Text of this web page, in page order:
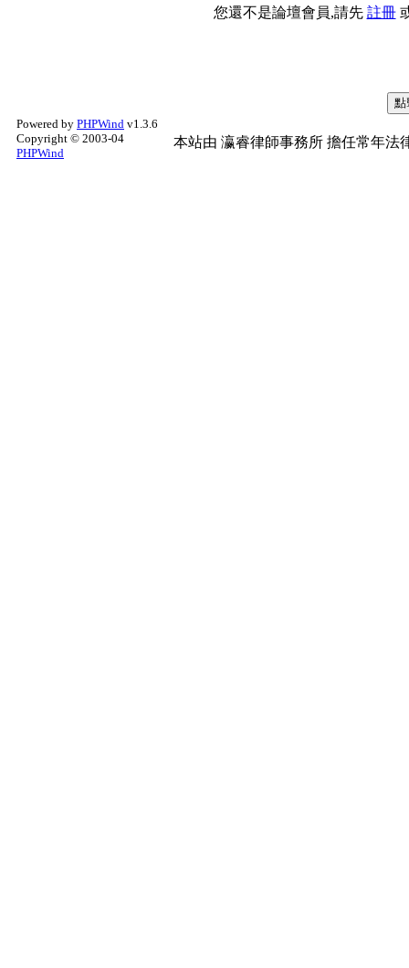
您還不是論壇會員,請先 註冊
Powered by PHPWind v1.3.6
Copyright © 2003-04
PHPWind
本站由 瀛睿律師事務所 擔任常年法